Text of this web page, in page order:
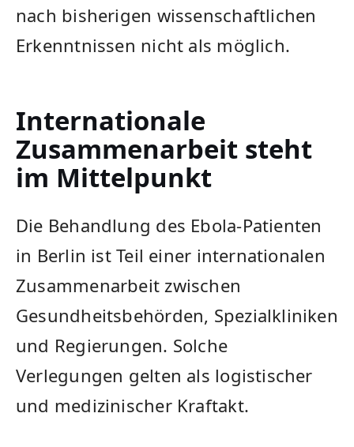
nach bisherigen wissenschaftlichen
Erkenntnissen nicht als möglich.
Internationale
Zusammenarbeit steht
im Mittelpunkt
Die Behandlung des Ebola-Patienten
in Berlin ist Teil einer internationalen
Zusammenarbeit zwischen
Gesundheitsbehörden, Spezialkliniken
und Regierungen. Solche
Verlegungen gelten als logistischer
und medizinischer Kraftakt.